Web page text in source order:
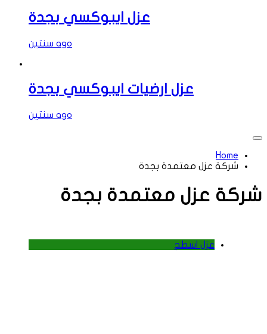
عزل ايبوكسي بجدة
سنتين ago
عزل ارضيات ايبوكسي بجدة
سنتين ago
Home
شركة عزل معتمدة بجدة
شركة عزل معتمدة بجدة
عزل اسطح